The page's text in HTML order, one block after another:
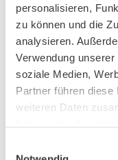
personalisieren,
zu können und die
analysieren.
Verwendung
soziale Medien,
Partner führen
weiteren Daten
natürliche Baustoffe
sind die Wände in
gedämmt. Nur die
künstlicher
Rohbauzeit von drei
Wände und Decken
streichputz
Die Ausstattung